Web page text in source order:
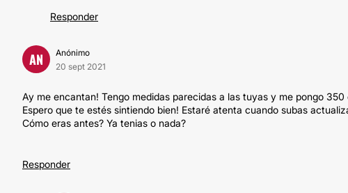
Responder
AN
Anónimo
20 sept 2021
Ay me encantan! Tengo medidas parecidas a las tuyas y me pongo
Espero que te estés sintiendo bien! Estaré atenta cuando subas
Cómo eras antes? Ya tenias o nada?
Responder